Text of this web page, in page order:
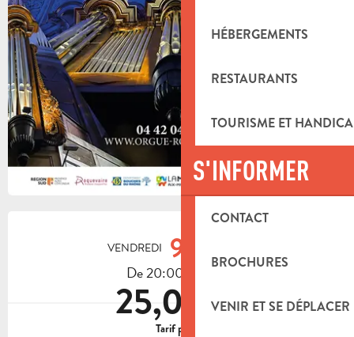
HÉBERGEMENTS
RESTAURANTS
TOURISME ET
S'INFORMER
CONTACT
BROCHURES
VENIR ET SE DÉPLACER
OUVERTURE ET COORDONNÉES
VENDREDI 9
De 20:00 à 21:30
25,00 €
Tarif plein